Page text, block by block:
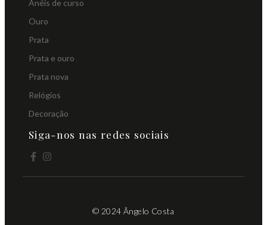
Anéis de curso
Ouro
Prata
Prata e ouro
Prata nova
Relógios
Decoração
Siga-nos nas redes sociais
© 2024 Ângelo Costa